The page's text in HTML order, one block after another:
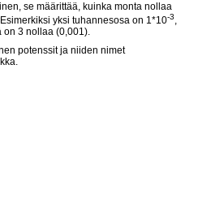
se määrittää, kuinka monta nollaa
yksi tuhannesosa on 1*10-3,
on 3 nollaa (0,001).
potenssit ja niiden nimet